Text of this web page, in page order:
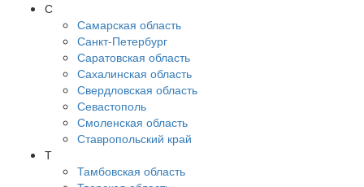
С
Самарская область
Санкт-Петербург
Саратовская область
Сахалинская область
Свердловская область
Севастополь
Смоленская область
Ставропольский край
Т
Тамбовская область